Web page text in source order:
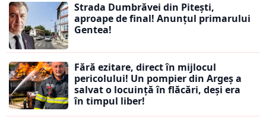
Strada Dumbrăvei din Pitești,
aproape de final! Anunțul primarului
Gentea!
Fără ezitare, direct în mijlocul
pericolului! Un pompier din Argeș a
salvat o locuință în flăcări, deși era
în timpul liber!